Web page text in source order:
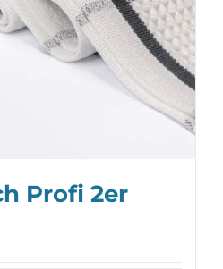
Profi 2er